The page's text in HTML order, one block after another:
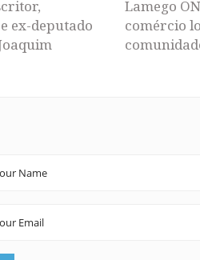
ex-deputado
Lamego
comércio